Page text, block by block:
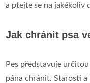
a ptejte se na jakékoliv
Jak chránit psa
Pes představuje
pána chránit. Starosti